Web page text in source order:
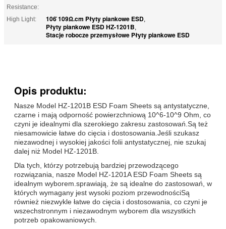
Resistance:
High Light: 106 ̊109Ω.cm Płyty piankowe ESD,
Płyty piankowe ESD HZ-1201B,
Stacje robocze przemysłowe Płyty piankowe ESD
Opis produktu:
Nasze Model HZ-1201B ESD Foam Sheets są antystatyczne,
czarne i mają odporność powierzchniową 10^6-10^9 Ohm, co
czyni je idealnymi dla szerokiego zakresu zastosowań.Są też
niesamowicie łatwe do cięcia i dostosowania.Jeśli szukasz
niezawodnej i wysokiej jakości folii antystatycznej, nie szukaj
dalej niż Model HZ-1201B.
Dla tych, którzy potrzebują bardziej przewodzącego
rozwiązania, nasze Model HZ-1201A ESD Foam Sheets są
idealnym wyborem.sprawiają, że są idealne do zastosowań, w
których wymagany jest wysoki poziom przewodnościSą
również niezwykle łatwe do cięcia i dostosowania, co czyni je
wszechstronnym i niezawodnym wyborem dla wszystkich
potrzeb opakowaniowych.